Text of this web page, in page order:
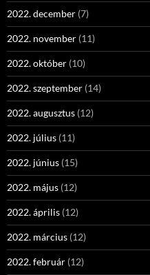
2022. december (7)
2022. november (11)
2022. október (10)
2022. szeptember (14)
2022. augusztus (12)
2022. július (11)
2022. június (15)
2022. május (12)
2022. április (12)
2022. március (12)
2022. február (12)